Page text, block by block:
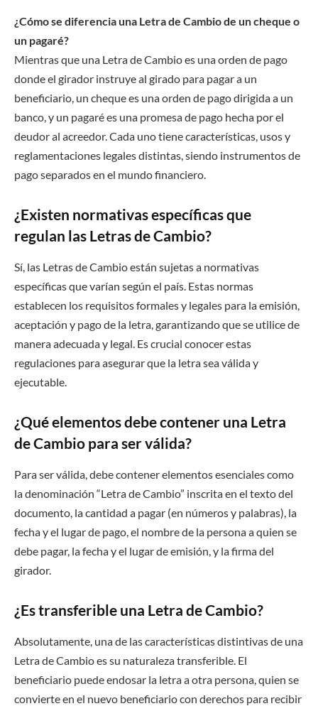
¿Cómo se diferencia una Letra de Cambio de un cheque o
un pagaré?
Mientras que una Letra de Cambio es una orden de pago
donde el girador instruye al girado para pagar a un
beneficiario, un cheque es una orden de pago dirigida a un
banco, y un pagaré es una promesa de pago hecha por el
deudor al acreedor. Cada uno tiene características, usos y
reglamentaciones legales distintas, siendo instrumentos de
pago separados en el mundo financiero.
¿Existen normativas específicas que
regulan las Letras de Cambio?
Sí, las Letras de Cambio están sujetas a normativas
específicas que varían según el país. Estas normas
establecen los requisitos formales y legales para la emisión,
aceptación y pago de la letra, garantizando que se utilice de
manera adecuada y legal. Es crucial conocer estas
regulaciones para asegurar que la letra sea válida y
ejecutable.
¿Qué elementos debe contener una Letra
de Cambio para ser válida?
Para ser válida, debe contener elementos esenciales como
la denominación “Letra de Cambio” inscrita en el texto del
documento, la cantidad a pagar (en números y palabras), la
fecha y el lugar de pago, el nombre de la persona a quien se
debe pagar, la fecha y el lugar de emisión, y la firma del
girador.
¿Es transferible una Letra de Cambio?
Absolutamente, una de las características distintivas de una
Letra de Cambio es su naturaleza transferible. El
beneficiario puede endosar la letra a otra persona, quien se
convierte en el nuevo beneficiario con derechos para recibir